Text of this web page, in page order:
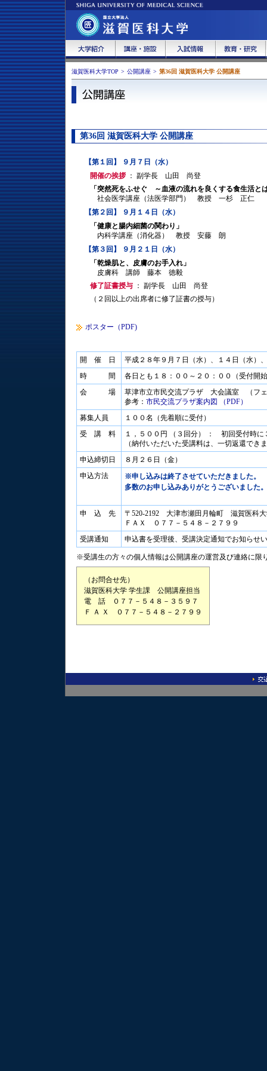
滋賀医科大学TOP > 公開講座 > 第36回 滋賀医科大学 公開講座
第36回 滋賀医科大学 公開講座
【第１回】 ９月７日（水）
開催の挨拶 ： 副学長 山田 尚登
「突然死をふせぐ ～血液の流れを良くする食生活と
社会医学講座（法医学部門） 教授 一杉 正仁
【第２回】 ９月１４日（水）
「健康と腸内細菌の関わり」
内科学講座（消化器） 教授 安藤 朗
【第３回】 ９月２１日（水）
「乾燥肌と、皮膚のお手入れ」
皮膚科 講師 藤本 徳毅
修了証書授与 ： 副学長 山田 尚登
（２回以上の出席者に修了証書の授与）
ポスター（PDF)
開 催 日
平成２８年９月７日（水）、１４日（水）
時 間
各日とも１８：００～２０：００（受付開
会 場
草津市立市民交流プラザ 大会議室 （
参考： 市民交流プラザ案内図 （PDF）
募集人員
１００名（先着順に受付）
受 講 料
１，５００円 （３回分） ： 初回受付時に
（納付いただいた受講料は、一切返還でき
申込締切日
８月２６日（金）
申込方法
※申し込みは終了させていただきました。
多数のお申し込みありがとうございました。
申 込 先
〒520-2192 大津市瀬田月輪町 滋賀医科
ＦＡＸ ０７７－５４８－２７９９
受講通知
申込書を受理後、受講決定通知でお知らせ
※受講生の方々の個人情報は公開講座の運営及び連絡に限
（お問合せ先）
滋賀医科大学 学生課 公開講座担当
電 話 ０７７－５４８－３５９７
Ｆ Ａ Ｘ ０７７－５４８－２７９９